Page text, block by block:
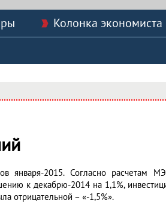
Колонка экономиста
января-2015. Согласно расчетам
к декабрю-2014 на 1,1%,
отрицательной – «-1,5%».